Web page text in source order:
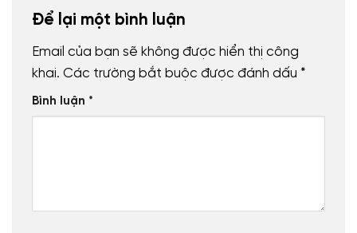
Để lại một bình luận
Email của bạn sẽ không được hiển thị công
khai. Các trường bắt buộc được đánh dấu *
Bình luận *